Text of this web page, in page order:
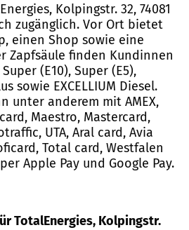
Kolpingstr. 32, 74081
zugänglich. Vor Ort bietet
einen Shop sowie eine
Zapfsäule finden Kundinnen
(E10), Super (E5),
sowie EXCELLIUM Diesel.
unter anderem mit AMEX,
Maestro, Mastercard,
UTA, Aral card, Avia
Total card, Westfalen
Apple Pay und Google Pay.
TotalEnergies, Kolpingstr.